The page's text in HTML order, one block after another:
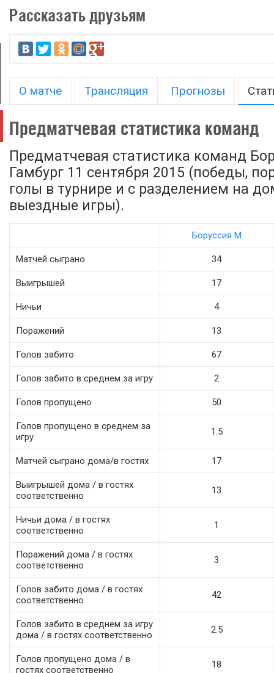
Рассказать друзьям
О матче Трансляция Прогнозы
Предматчевая статистика команд
Предматчевая статистика команд
Гамбург 11 сентября 2015 (победы,
голы в турнире и с разделением на
выездные игры).
Боруссия М
Матчей сыграно 34
Выигрышей 17
Ничьи 4
Поражений 13
Голов забито 67
Голов забито в среднем за игру 2
Голов пропущено 50
Голов пропущено в среднем за
игру
1.5
Матчей сыграно дома/в гостях 17
Выигрышей дома / в гостях
соответственно
13
Ничьи дома / в гостях
соответственно
1
Поражений дома / в гостях
соответственно
3
Голов забито дома / в гостях
соответственно
42
Голов забито в среднем за игру
дома / в гостях соответственно
2.5
Голов пропущено дома / в
гостях соответственно
18